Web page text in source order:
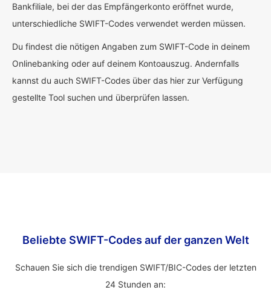
Bankfiliale, bei der das Empfängerkonto eröffnet wurde,
unterschiedliche SWIFT-Codes verwendet werden müssen.
Du findest die nötigen Angaben zum SWIFT-Code in deinem
Onlinebanking oder auf deinem Kontoauszug. Andernfalls
kannst du auch SWIFT-Codes über das hier zur Verfügung
gestellte Tool suchen und überprüfen lassen.
Beliebte SWIFT-Codes auf der ganzen Welt
Schauen Sie sich die trendigen SWIFT/BIC-Codes der letzten
24 Stunden an: